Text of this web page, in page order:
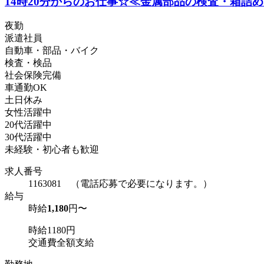
夜勤
派遣社員
自動車・部品・バイク
検査・検品
社会保険完備
車通勤OK
土日休み
女性活躍中
20代活躍中
30代活躍中
未経験・初心者も歓迎
求人番号
1163081 （電話応募で必要になります。）
給与
時給1,180円〜
時給1180円
交通費全額支給